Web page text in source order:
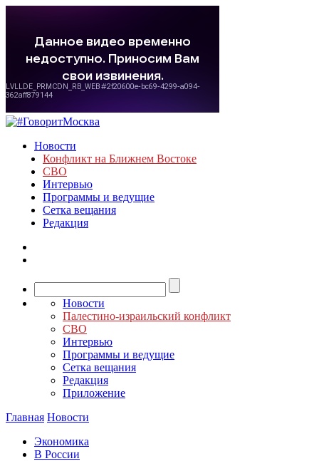
Новости
Конфликт на Ближнем Востоке
СВО
Интервью
Программы и ведущие
Сетка вещания
Редакция
Новости
Палестино-израильский конфликт
СВО
Интервью
Программы и ведущие
Сетка вещания
Редакция
Приложение
Главная Новости
Экономика
В России